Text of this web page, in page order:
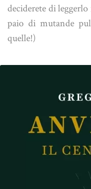
deciderete di
paio di mutande
quelle!)